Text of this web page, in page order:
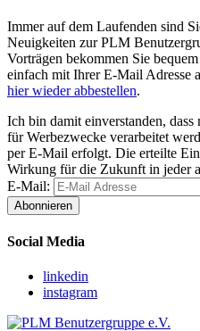
Immer auf dem Laufenden sind
Neuigkeiten zur PLM
Vorträgen bekommen Sie
einfach mit Ihrer E-Mail Adresse
hier wieder abbestellen.
Ich bin damit einverstanden, dass
für Werbezwecke verarbeitet
per E-Mail erfolgt. Die erteilte
Wirkung für die Zukunft in jeder
E-Mail:
Abonnieren
Social Media
linkedin
instagram